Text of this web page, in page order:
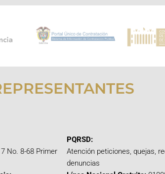
No. 8-68 Primer
PQRSD:
Atención peticiones, quejas,
denuncias